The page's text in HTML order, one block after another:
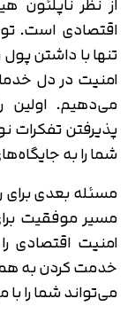
اقتصادی است.
تنها با داشتن
امنیت در دل
می‌دهیم. اولین
پذیرفتن تفکرات
شما را به
مسئله بعدی برای
مسیر موفقیت
امنیت اقتصادی
خدمت کردن به
می‌تواند شما را